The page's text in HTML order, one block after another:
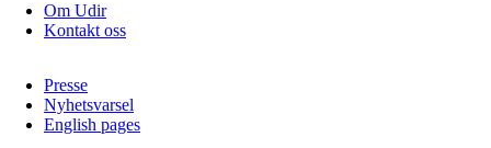
Om Udir
Kontakt oss
Presse
Nyhetsvarsel
English pages